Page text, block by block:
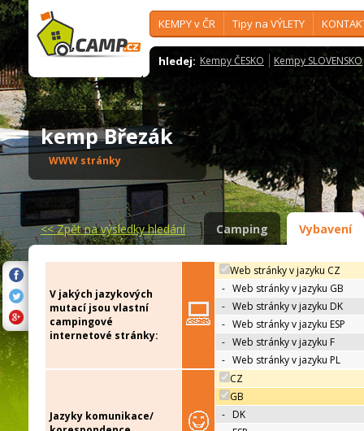
KEMPY v ČR Tipy na VÝLETY
hledej: Kempy ČESKO Kempy SLOVENSKO
kemp Březák
WWW stránky
<<Zpět na výsledky hledání Camping Vybavení
V jakých jazykových
mutací jsou vlastní
campingové
internetové stránky:
Web stránky v jazyku CZ
- Web stránky v jazyku GB
- Web stránky v jazyku DK
- Web stránky v jazyku ESP
- Web stránky v jazyku F
- Web stránky v jazyku PL
Jazyky komunikace/
CZ
GB
- DK